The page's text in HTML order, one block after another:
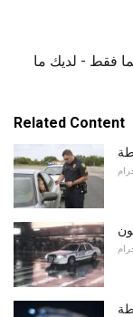
فقط - لديك ما
Related Content